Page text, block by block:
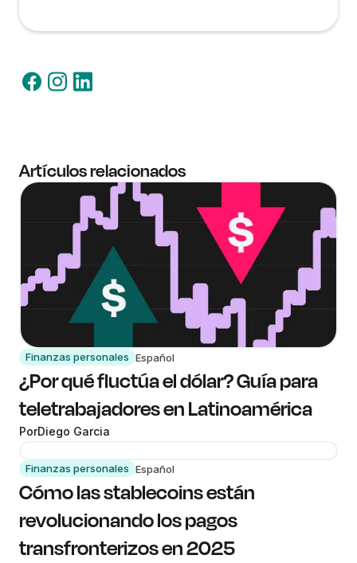
Artículos relacionados
Finanzas personales Español
¿Por qué fluctúa el dólar? Guía para
teletrabajadores en Latinoamérica
PorDiego Garcia
Finanzas personales Español
Cómo las stablecoins están
revolucionando los pagos
transfronterizos en 2025